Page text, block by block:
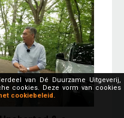
van Dé Duurzame Uitgeverij,
cookies. Deze vorm van cookies
cookiebeleid.